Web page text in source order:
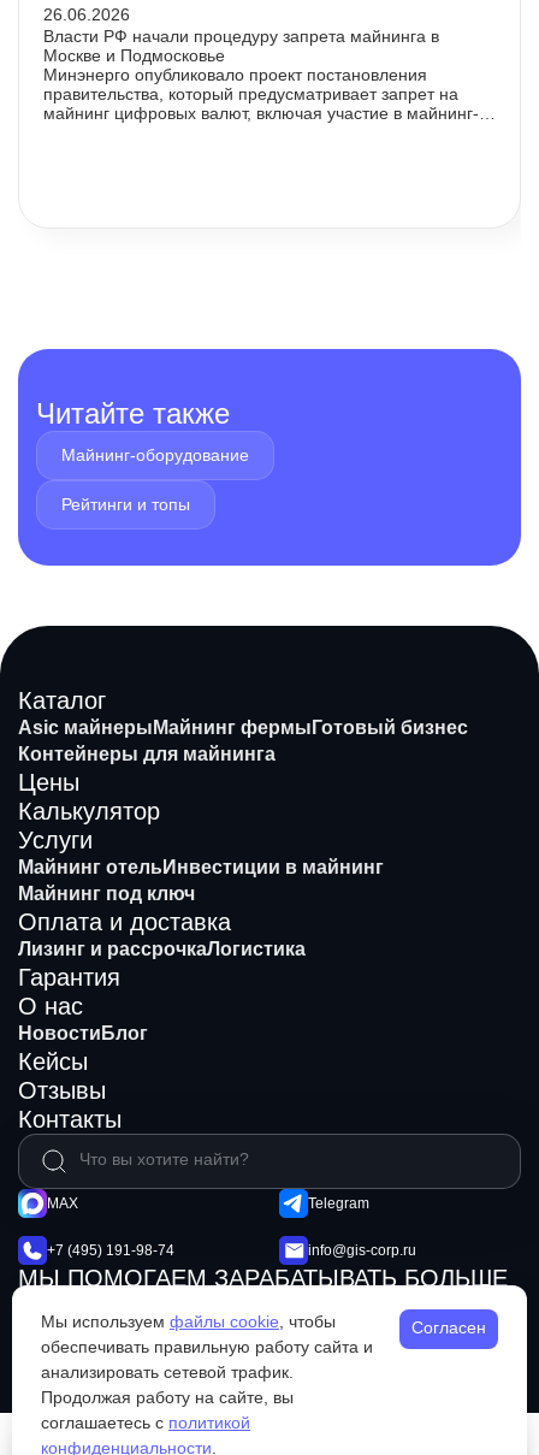
26.06.2026
Власти РФ начали процедуру запрета майнинга в
Москве и Подмосковье
Минэнерго опубликовало проект постановления
правительства, который предусматривает запрет на
майнинг цифровых валют, включая участие в майнинг-
Читайте также
Майнинг-оборудование
Рейтинги и топы
Каталог
Asic майнеры Майнинг фермы Готовый бизнес
Контейнеры для майнинга
Цены
Калькулятор
Услуги
Майнинг отельИнвестиции в майнинг
Майнинг под ключ
Оплата и доставка
Лизинг и рассрочкаЛогистика
Гарантия
О нас
Новости Блог
Кейсы
Отзывы
Контакты
MAX Telegram
+7 (495) 191-98-74 info@gis-corp.ru
МЫ ПОМОГАЕМ ЗАРАБАТЫВАТЬ БОЛЬШЕ
Не является публичной офертой
Политика конфиденциальности
Мы используем файлы cookie , чтобы
обеспечивать правильную работу сайта и
анализировать сетевой трафик.
Продолжая работу на сайте, вы
соглашаетесь с политикой
конфиденциальности
Согласен